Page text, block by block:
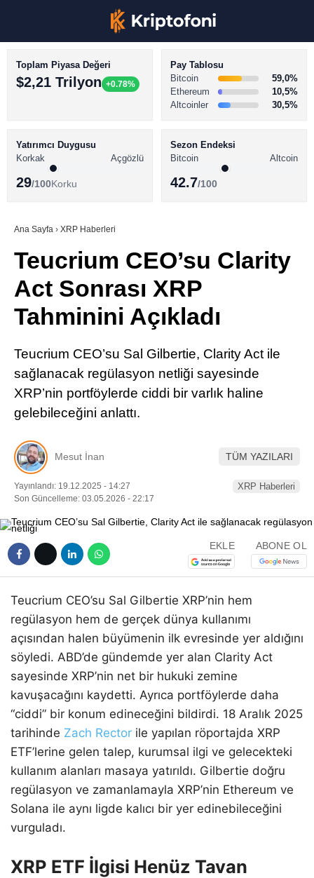
Youtube
LinkedIn
BİTCOİN HABERLERİ
ALTCOİN HABERLERİ
SÖZLÜK
Toplam Piyasa Değeri
$2,21 Trilyon +0.78%
Pay Tablosu
Bitcoin
59,0%
Ethereum
10,5%
Altcoinler
30,5%
Yatırımcı Duygusu
Korkak
Açgözlü
29/100Korku
Sezon Endeksi
Bitcoin
Altcoin
42.7/100
Ana Sayfa › XRP Haberleri
Teucrium CEO’su Clarity
Act Sonrası XRP
Tahminini Açıkladı
Teucrium CEO’su Sal Gilbertie, Clarity Act ile
sağlanacak regülasyon netliği sayesinde
XRP’nin portföylerde ciddi bir varlık haline
gelebileceğini anlattı.
Mesut İnan TÜM YAZILARI
Yayınlandı: 19.12.2025 - 14:27
Son Güncelleme: 03.05.2026 - 22:17
XRP Haberleri
EKLE ABONE OL
Teucrium CEO’su Sal Gilbertie XRP’nin hem
regülasyon hem de gerçek dünya kullanımı
açısından halen büyümenin ilk evresinde yer aldığını
söyledi. ABD’de gündemde yer alan Clarity Act
sayesinde XRP’nin net bir hukuki zemine
kavuşacağını kaydetti. Ayrıca portföylerde daha
“ciddi” bir konum edineceğini bildirdi. 18 Aralık 2025
tarihinde Zach Rector ile yapılan röportajda XRP
ETF’lerine gelen talep, kurumsal ilgi ve gelecekteki
kullanım alanları masaya yatırıldı. Gilbertie doğru
regülasyon ve zamanlamayla XRP’nin Ethereum ve
Solana ile aynı ligde kalıcı bir yer edinebileceğini
vurguladı.
XRP ETF İlgisi Henüz Tavan